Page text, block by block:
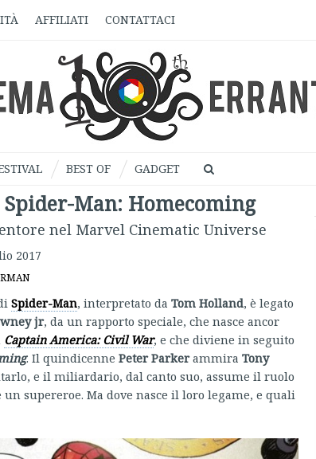
AFFILIATI CONTATTACI
BEST OF GADGET
Man: Homecoming
nel Marvel Cinematic Universe
2017
Spider-Man, interpretato da Tom Holland, è legato
jr, da un rapporto speciale, che nasce ancor
Captain America: Civil War, e che diviene in seguito
. Il quindicenne Peter Parkerammira Tony
e il miliardario, dal canto suo, assume il ruolo
supereroe. Ma dove nasce il loro legame, e quali